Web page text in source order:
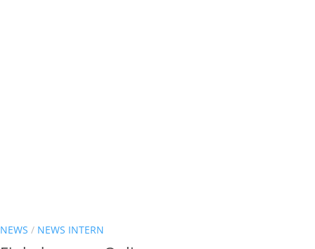
NEWS / NEWS INTERN